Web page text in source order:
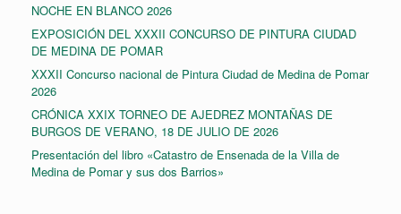
NOCHE EN BLANCO 2026
EXPOSICIÓN DEL XXXII CONCURSO DE PINTURA CIUDAD
DE MEDINA DE POMAR
XXXII Concurso nacional de Pintura Ciudad de Medina de Pomar
2026
CRÓNICA XXIX TORNEO DE AJEDREZ MONTAÑAS DE
BURGOS DE VERANO, 18 DE JULIO DE 2026
Presentación del libro «Catastro de Ensenada de la Villa de
Medina de Pomar y sus dos Barrios»